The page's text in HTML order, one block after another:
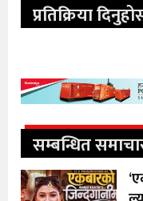
प्रतिक्रिया
सम्बन्धित